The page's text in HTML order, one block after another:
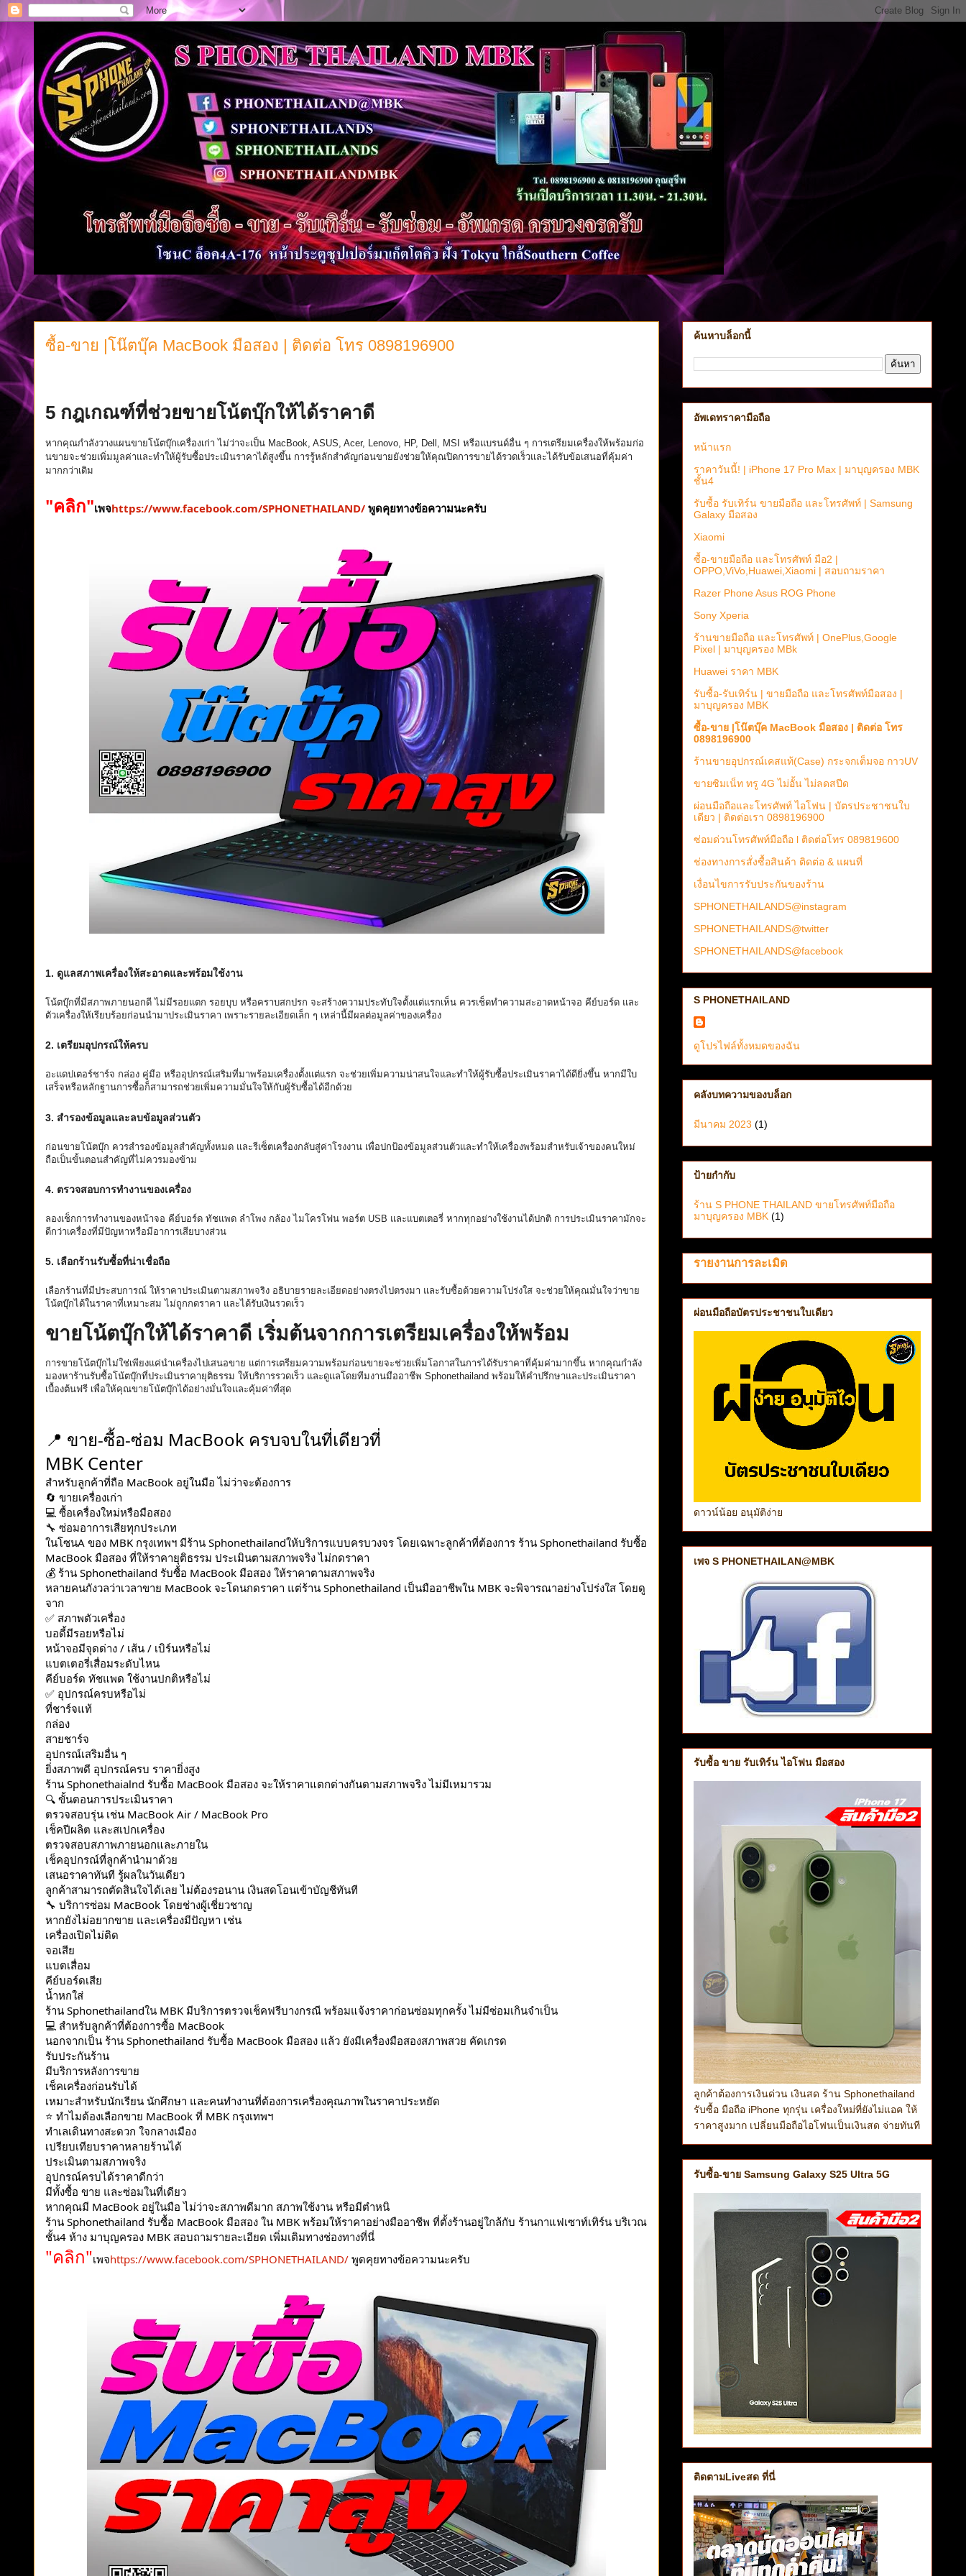
ซื้อ-ขาย |โน๊ตบุ๊ค MacBook มือสอง | ติดต่อ โทร 0898196900
5 กฎเกณฑ์ที่ช่วยขายโน้ตบุ๊กให้ได้ราคาดี
หากคุณกำลังวางแผนขายโน้ตบุ๊กเครื่องเก่า ไม่ว่าจะเป็น MacBook, ASUS, Acer, Lenovo, HP, Dell, MSI หรือแบรนด์อื่น ๆ การเตรียมเครื่องให้พร้อมก่อ
นขายจะช่วยเพิ่มมูลค่าและทำให้ผู้รับซื้อประเมินราคาได้สูงขึ้น การรู้หลักสำคัญก่อนขายยังช่วยให้คุณปิดการขายได้รวดเร็วและได้รับข้อเสนอที่คุ้มค่า
มากกว่าเดิม
"คลิก"เพจhttps://www.facebook.com/SPHONETHAILAND/ พูดคุยทางข้อความนะครับ
1. ดูแลสภาพเครื่องให้สะอาดและพร้อมใช้งาน
โน้ตบุ๊กที่มีสภาพภายนอกดี ไม่มีรอยแตก รอยบุบ หรือคราบสกปรก จะสร้างความประทับใจตั้งแต่แรกเห็น ควรเช็ดทำความสะอาดหน้าจอ คีย์บอร์ด และ
ตัวเครื่องให้เรียบร้อยก่อนนำมาประเมินราคา เพราะรายละเอียดเล็ก ๆ เหล่านี้มีผลต่อมูลค่าของเครื่อง
2. เตรียมอุปกรณ์ให้ครบ
อะแดปเตอร์ชาร์จ กล่อง คู่มือ หรืออุปกรณ์เสริมที่มาพร้อมเครื่องตั้งแต่แรก จะช่วยเพิ่มความน่าสนใจและทำให้ผู้รับซื้อประเมินราคาได้ดียิ่งขึ้น หากมีใบ
เสร็จหรือหลักฐานการซื้อก็สามารถช่วยเพิ่มความมั่นใจให้กับผู้รับซื้อได้อีกด้วย
3. สำรองข้อมูลและลบข้อมูลส่วนตัว
ก่อนขายโน้ตบุ๊ก ควรสำรองข้อมูลสำคัญทั้งหมด และรีเซ็ตเครื่องกลับสู่ค่าโรงงาน เพื่อปกป้องข้อมูลส่วนตัวและทำให้เครื่องพร้อมสำหรับเจ้าของคนใหม่
ถือเป็นขั้นตอนสำคัญที่ไม่ควรมองข้าม
4. ตรวจสอบการทำงานของเครื่อง
ลองเช็กการทำงานของหน้าจอ คีย์บอร์ด ทัชแพด ลำโพง กล้อง ไมโครโฟน พอร์ต USB และแบตเตอรี่ หากทุกอย่างใช้งานได้ปกติ การประเมินราคามักจะ
ดีกว่าเครื่องที่มีปัญหาหรือมีอาการเสียบางส่วน
5. เลือกร้านรับซื้อที่น่าเชื่อถือ
เลือกร้านที่มีประสบการณ์ ให้ราคาประเมินตามสภาพจริง อธิบายรายละเอียดอย่างตรงไปตรงมา และรับซื้อด้วยความโปร่งใส จะช่วยให้คุณมั่นใจว่าขาย
โน้ตบุ๊กได้ในราคาที่เหมาะสม ไม่ถูกกดราคา และได้รับเงินรวดเร็ว
ขายโน้ตบุ๊กให้ได้ราคาดี เริ่มต้นจากการเตรียมเครื่องให้พร้อม
การขายโน้ตบุ๊กไม่ใช่เพียงแค่นำเครื่องไปเสนอขาย แต่การเตรียมความพร้อมก่อนขายจะช่วยเพิ่มโอกาสในการได้รับราคาที่คุ้มค่ามากขึ้น หากคุณกำลัง
มองหาร้านรับซื้อโน้ตบุ๊กที่ประเมินราคายุติธรรม ให้บริการรวดเร็ว และดูแลโดยทีมงานมืออาชีพ Sphonethailand พร้อมให้คำปรึกษาและประเมินราคา
เบื้องต้นฟรี เพื่อให้คุณขายโน้ตบุ๊กได้อย่างมั่นใจและคุ้มค่าที่สุด
📍 ขาย-ซื้อ-ซ่อม MacBook ครบจบในที่เดียวที่
MBK Center
สำหรับลูกค้าที่ถือ MacBook อยู่ในมือ ไม่ว่าจะต้องการ
🔄 ขายเครื่องเก่า
💻 ซื้อเครื่องใหม่หรือมือสอง
🔧 ซ่อมอาการเสียทุกประเภท
ในโซนA ของ MBK กรุงเทพฯ มีร้าน Sphonethailandให้บริการแบบครบวงจร โดยเฉพาะลูกค้าที่ต้องการ ร้าน Sphonethailand รับซื้อ
MacBook มือสอง ที่ให้ราคายุติธรรม ประเมินตามสภาพจริง ไม่กดราคา
💰 ร้าน Sphonethailand รับซื้อ MacBook มือสอง ให้ราคาตามสภาพจริง
หลายคนกังวลว่าเวลาขาย MacBook จะโดนกดราคา แต่ร้าน Sphonethailand เป็นมืออาชีพใน MBK จะพิจารณาอย่างโปร่งใส โดยดู
จาก
✅ สภาพตัวเครื่อง
บอดี้มีรอยหรือไม่
หน้าจอมีจุดด่าง / เส้น / เบิร์นหรือไม่
แบตเตอรี่เสื่อมระดับไหน
คีย์บอร์ด ทัชแพด ใช้งานปกติหรือไม่
✅ อุปกรณ์ครบหรือไม่
ที่ชาร์จแท้
กล่อง
สายชาร์จ
อุปกรณ์เสริมอื่น ๆ
ยิ่งสภาพดี อุปกรณ์ครบ ราคายิ่งสูง
ร้าน Sphonethaialnd รับซื้อ MacBook มือสอง จะให้ราคาแตกต่างกันตามสภาพจริง ไม่มีเหมารวม
🔍 ขั้นตอนการประเมินราคา
ตรวจสอบรุ่น เช่น MacBook Air / MacBook Pro
เช็คปีผลิต และสเปกเครื่อง
ตรวจสอบสภาพภายนอกและภายใน
เช็คอุปกรณ์ที่ลูกค้านำมาด้วย
เสนอราคาทันที รู้ผลในวันเดียว
ลูกค้าสามารถตัดสินใจได้เลย ไม่ต้องรอนาน เงินสดโอนเข้าบัญชีทันที
🔧 บริการซ่อม MacBook โดยช่างผู้เชี่ยวชาญ
หากยังไม่อยากขาย และเครื่องมีปัญหา เช่น
เครื่องเปิดไม่ติด
จอเสีย
แบตเสื่อม
คีย์บอร์ดเสีย
น้ำหกใส่
ร้าน Sphonethailandใน MBK มีบริการตรวจเช็คฟรีบางกรณี พร้อมแจ้งราคาก่อนซ่อมทุกครั้ง ไม่มีซ่อมเกินจำเป็น
💻 สำหรับลูกค้าที่ต้องการซื้อ MacBook
นอกจากเป็น ร้าน Sphonethailand รับซื้อ MacBook มือสอง แล้ว ยังมีเครื่องมือสองสภาพสวย คัดเกรด
รับประกันร้าน
มีบริการหลังการขาย
เช็คเครื่องก่อนรับได้
เหมาะสำหรับนักเรียน นักศึกษา และคนทำงานที่ต้องการเครื่องคุณภาพในราคาประหยัด
⭐ ทำไมต้องเลือกขาย MacBook ที่ MBK กรุงเทพฯ
ทำเลเดินทางสะดวก ใจกลางเมือง
เปรียบเทียบราคาหลายร้านได้
ประเมินตามสภาพจริง
อุปกรณ์ครบได้ราคาดีกว่า
มีทั้งซื้อ ขาย และซ่อมในที่เดียว
หากคุณมี MacBook อยู่ในมือ ไม่ว่าจะสภาพดีมาก สภาพใช้งาน หรือมีตำหนิ
ร้าน Sphonethailand รับซื้อ MacBook มือสอง ใน MBK พร้อมให้ราคาอย่างมืออาชีพ ที่ตั้งร้านอยู่ใกล้กับ ร้านกาแฟเซาท์เทิร์น บริเวณ
ชั้น4 ห้าง มาบุญครอง MBK สอบถามรายละเอียด เพิ่มเติมทางช่องทางที่นี่
"คลิก"เพจhttps://www.facebook.com/SPHONETHAILAND/ พูดคุยทางข้อความนะครับ
ค้นหาบล็อกนี้
อัพเดทราคามือถือ
หน้าแรก
ราคาวันนี้! | iPhone 17 Pro Max | มาบุญครอง MBK
ชั้น4
รับซื้อ รับเทิร์น ขายมือถือ และโทรศัพท์ | Samsung
Galaxy มือสอง
Xiaomi
ซื้อ-ขายมือถือ และโทรศัพท์ มือ2 |
OPPO,ViVo,Huawei,Xiaomi | สอบถามราคา
Razer Phone Asus ROG Phone
Sony Xperia
ร้านขายมือถือ และโทรศัพท์ | OnePlus,Google
Pixel | มาบุญครอง MBk
Huawei ราคา MBK
รับซื้อ-รับเทิร์น | ขายมือถือ และโทรศัพท์มือสอง |
มาบุญครอง MBK
ซื้อ-ขาย |โน๊ตบุ๊ค MacBook มือสอง | ติดต่อ โทร
0898196900
ร้านขายอุปกรณ์เคสแท้(Case) กระจกเต็มจอ กาวUV
ขายซิมเน็ท ทรู 4G ไม่อั้น ไม่ลดสปีด
ผ่อนมือถือและโทรศัพท์ ไอโฟน | บัตรประชาชนใบ
เดียว | ติดต่อเรา 0898196900
ซ่อมด่วนโทรศัพท์มือถือ l ติดต่อโทร 089819600
ช่องทางการสั่งซื้อสินค้า ติดต่อ & แผนที่
เงื่อนไขการรับประกันของร้าน
SPHONETHAILANDS@instagram
SPHONETHAILANDS@twitter
SPHONETHAILANDS@facebook
S PHONETHAILAND
ดูโปรไฟล์ทั้งหมดของฉัน
คลังบทความของบล็อก
มีนาคม 2023 (1)
ป้ายกำกับ
ร้าน S PHONE THAILAND ขายโทรศัพท์มือถือ
มาบุญครอง MBK (1)
รายงานการละเมิด
ผ่อนมือถือบัตรประชาชนใบเดียว
ดาวน์น้อย อนุมัติง่าย
เพจ S PHONETHAILAN@MBK
รับซื้อ ขาย รับเทิร์น ไอโฟน มือสอง
ลูกค้าต้องการเงินด่วน เงินสด ร้าน Sphonethailand
รับซื้อ มือถือ iPhone ทุกรุ่น เครื่องใหม่ที่ยังไม่แอค ให้
ราคาสูงมาก เปลี่ยนมือถือไอโฟนเป็นเงินสด จ่ายทันที
รับซื้อ-ขาย Samsung Galaxy S25 Ultra 5G
ติดตามLiveสด ที่นี่